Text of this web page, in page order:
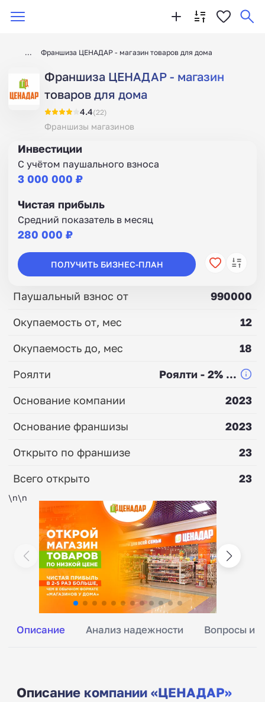
Франшиза ЦЕНАДАР - магазин товаров для дома
Франшиза ЦЕНАДАР - магазин
товаров для дома
4.4(22)
Франшизы магазинов
Описание Анализ надежности Вопросы и
Описание компании «ЦЕНАДАР»
Инвестиции
С учётом паушального взноса
3 000 000 ₽
Чистая прибыль
Средний показатель в месяц
280 000 ₽
ПОЛУЧИТЬ БИЗНЕС-ПЛАН
Паушальный взнос от
990000
Окупаемость от, мес
12
Окупаемость до, мес
18
Роялти
Роялти - 2% ...
Основание компании
2023
Основание франшизы
2023
Открыто по франшизе
23
Всего открыто
23
\n\n